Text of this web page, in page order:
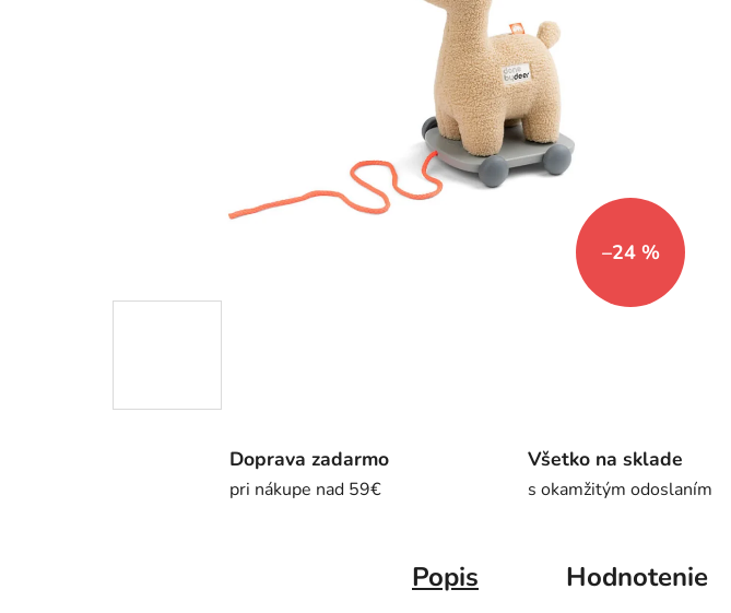
–24 %
Doprava zadarmo
pri nákupe nad 59€
Všetko na sklade
s okamžitým odoslaním
Popis Hodnotenie